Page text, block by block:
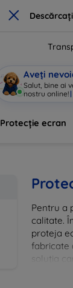
×
Aveți
Salut, bine ai
nostru online!|
Protecție ecran
Pentru a
calitate.
proteja
fabricate
soluția